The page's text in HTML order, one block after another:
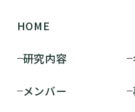
HOME
研究内容
メンバー